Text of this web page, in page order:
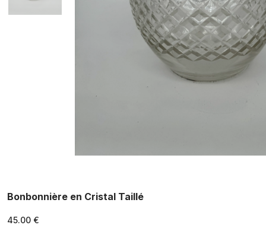
Bonbonnière en Cristal Taillé
45.00 €